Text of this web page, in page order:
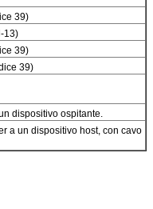
39)
13)
39)
39)
dispositivo ospitante.
a un dispositivo host, con cavo